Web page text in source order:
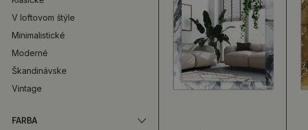
V loftovom štýle
Minimalistické
Moderné
Škandinávske
Vintage
FARBA